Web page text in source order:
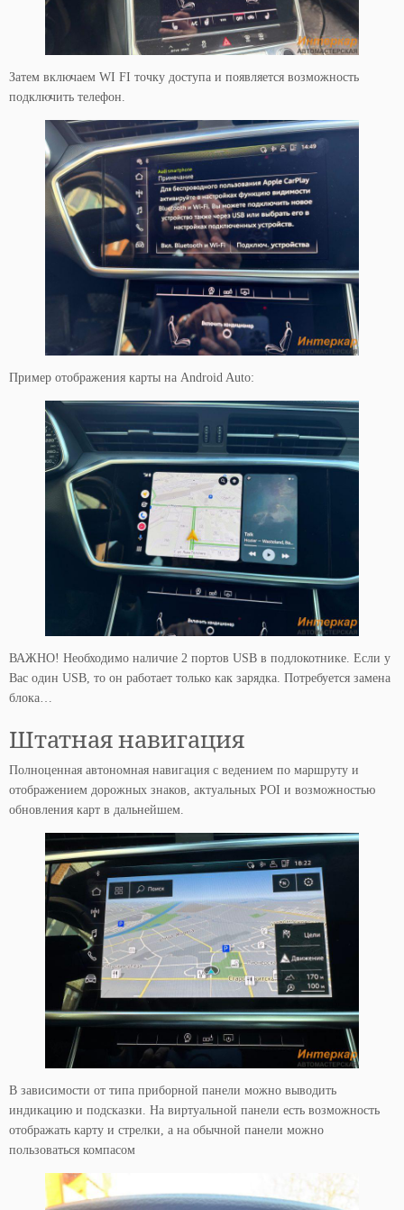
Затем включаем WI FI точку доступа и появляется возможность
подключить телефон.
Пример отображения карты на Android Auto:
ВАЖНО! Необходимо наличие 2 портов USB в подлокотнике. Если у
Вас один USB, то он работает только как зарядка. Потребуется замена
блока…
Штатная навигация
Полноценная автономная навигация с ведением по маршруту и
отображением дорожных знаков, актуальных POI и возможностью
обновления карт в дальнейшем.
В зависимости от типа приборной панели можно выводить
индикацию и подсказки. На виртуальной панели есть возможность
отображать карту и стрелки, а на обычной панели можно
пользоваться компасом